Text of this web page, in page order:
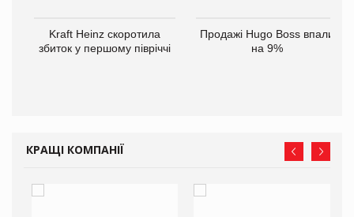
Kraft Heinz скоротила
збиток у першому півріччі
Продажі Hugo Boss впали
на 9%
КРАЩІ КОМПАНІЇ